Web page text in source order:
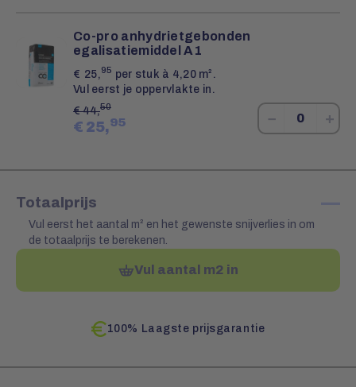
Co-pro anhydrietgebonden
egalisatiemiddel A1
€ 25, 95 per stuk à 4,20 m².
Vul eerst je oppervlakte in.
€44,50
€ 25,95 − +
Totaalprijs —
Vul eerst het aantal m² en het gewenste snijverlies in om
de totaalprijs te berekenen.
Vul aantal m2 in
100% Laagste prijsgarantie